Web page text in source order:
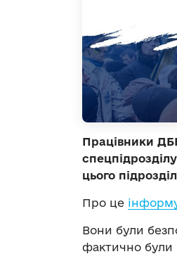
Працівники
цього
Про це
Вони були
фактично були